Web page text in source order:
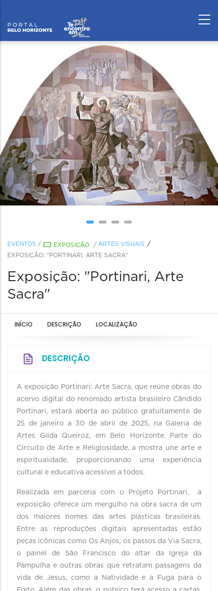
EVENTOS / EXPOSIÇÃO / ARTES VISUAIS
EXPOSIÇÃO: "PORTINARI, ARTE SACRA"
Exposição: "Portinari, Arte
Sacra"
INÍCIO DESCRIÇÃO LOCALIZAÇÃO
DESCRIÇÃO
A exposição Portinari: Arte Sacra, que reúne obras do
acervo digital do renomado artista brasileiro Cândido
Portinari, estará aberta ao público gratuitamente de
25 de janeiro a 30 de abril de 2025, na Galeria de
Artes Gilda Queiroz, em Belo Horizonte. Parte do
Circuito de Arte e Religiosidade, a mostra une arte e
espiritualidade, proporcionando uma experiência
cultural e educativa acessível a todos.
Realizada em parceria com o Projeto Portinari, a
exposição oferece um mergulho na obra sacra de um
dos maiores nomes das artes plásticas brasileiras.
Entre as reproduções digitais apresentadas estão
peças icônicas como Os Anjos, os passos da Via Sacra,
o painel de São Francisco do altar da Igreja da
Pampulha e outras obras que retratam passagens da
vida de Jesus, como a Natividade e a Fuga para o